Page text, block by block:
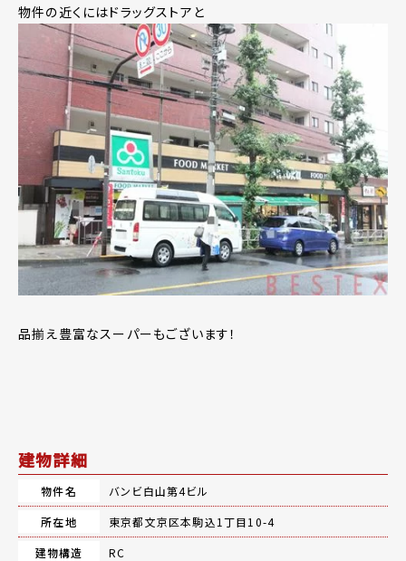
物件の近くにはドラッグストアと
品揃え豊富なスーパーもございます！
建物詳細
物件名
バンビ白山第4ビル
所在地
東京都文京区本駒込1丁目10-4
建物構造
RC